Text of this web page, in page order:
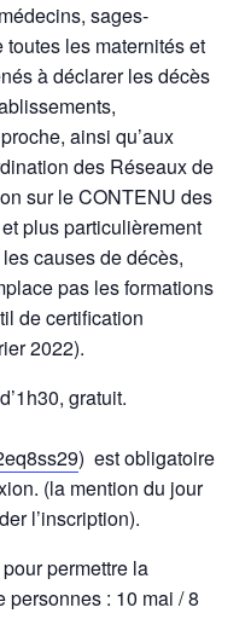
sages-
les maternités et
à déclarer les décès
ainsi qu’aux
des Réseaux de
sur le CONTENU des
plus particulièrement
causes de décès,
pas les formations
de certification
2022).
gratuit.
) est obligatoire
(la mention du jour
l’inscription).
permettre la
personnes : 10 mai / 8